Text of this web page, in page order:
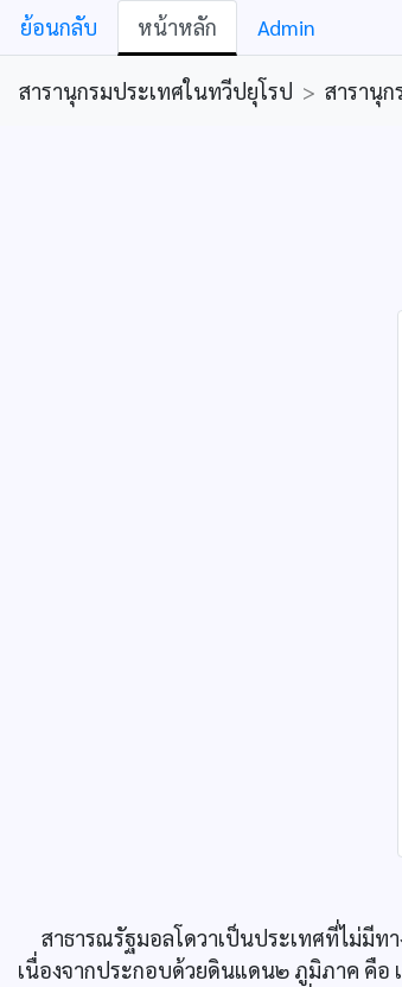
ย้อนกลับ หน้าหลัก Admin
สารานุกรมประเทศในทวีปยุโรป > สารานุ
สาธารณรัฐมอลโดวาเป็นประเทศที่ไม่มีทา
เนื่องจากประกอบด้วยดินแดน๒ ภูมิภาค คือ